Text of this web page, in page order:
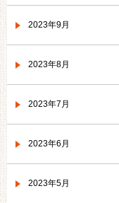
2023年9月
2023年8月
2023年7月
2023年6月
2023年5月